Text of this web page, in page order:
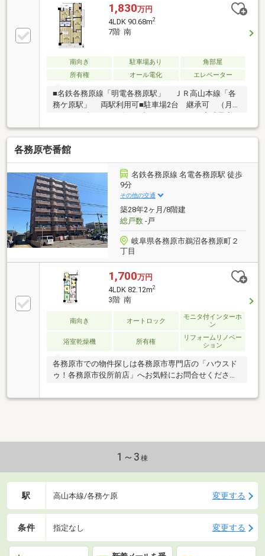
1,830万円
4LDK 90.68m2
7階 南
南向き 駐車場あり
角部屋
所有権
オール電化 エレベーター
■名鉄各務原線「明電各務原駅」 ＪＲ高山本線「各
務ケ原駅」 両駅利用可■駐車場2台 継承可 （月額
5000円／台）■2026年4月中頃 リフォーム完成予定
■☆リフォーム内容☆■全室クロス張替え■洗面所・ク
ッションフロア張替え・洗面化粧台交換防水パン交換
■トイレ・クッションフロア張替え・タオル掛け、紙
巻器交換■ハウスクリーニング
各務原壱番館
名鉄各務原線 名電各務原駅 徒歩
9分
その他の交通
築28年2ヶ月/8階建
総戸数-戸
岐阜県各務原市鵜沼各務原町２
丁目
1,700万円
4LDK 82.12m2
3階 南
南向き オートロック
モニタ付インターホ
ン
浴室乾燥機 所有権
リフォームリノベー
ション
各務原市での物件探しは各務原市専門店の「ハウスド
ゥ！各務原市役所前店」へお気軽にお問合せください
1～3 棟
駅 高山本線/各務ケ原 変更する
条件 指定なし 変更する